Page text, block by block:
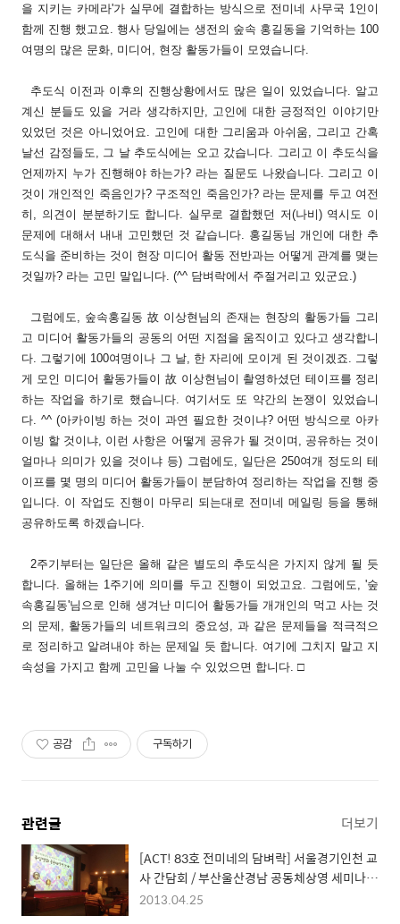
을 지키는 카메라'가 실무에 결합하는 방식으로 전미네 사무국 1인이
함께 진행 했고요. 행사 당일에는 생전의 숲속 홍길동을 기억하는 100
여명의 많은 문화, 미디어, 현장 활동가들이 모였습니다.
추도식 이전과 이후의 진행상황에서도 많은 일이 있었습니다. 알고
계신 분들도 있을 거라 생각하지만, 고인에 대한 긍정적인 이야기만
있었던 것은 아니었어요. 고인에 대한 그리움과 아쉬움, 그리고 간혹
날선 감정들도, 그 날 추도식에는 오고 갔습니다. 그리고 이 추도식을
언제까지 누가 진행해야 하는가? 라는 질문도 나왔습니다. 그리고 이
것이 개인적인 죽음인가? 구조적인 죽음인가? 라는 문제를 두고 여전
히, 의견이 분분하기도 합니다. 실무로 결합했던 저(나비) 역시도 이
문제에 대해서 내내 고민했던 것 같습니다. 홍길동님 개인에 대한 추
도식을 준비하는 것이 현장 미디어 활동 전반과는 어떻게 관계를 맺는
것일까? 라는 고민 말입니다. (^^ 담벼락에서 주절거리고 있군요.)
그럼에도, 숲속홍길동 故 이상현님의 존재는 현장의 활동가들 그리
고 미디어 활동가들의 공동의 어떤 지점을 움직이고 있다고 생각합니
다. 그렇기에 100여명이나 그 날, 한 자리에 모이게 된 것이겠죠. 그렇
게 모인 미디어 활동가들이 故 이상현님이 촬영하셨던 테이프를 정리
하는 작업을 하기로 했습니다. 여기서도 또 약간의 논쟁이 있었습니
다. ^^ (아카이빙 하는 것이 과연 필요한 것이냐? 어떤 방식으로 아카
이빙 할 것이냐, 이런 사항은 어떻게 공유가 될 것이며, 공유하는 것이
얼마나 의미가 있을 것이냐 등) 그럼에도, 일단은 250여개 정도의 테
이프를 몇 명의 미디어 활동가들이 분담하여 정리하는 작업을 진행 중
입니다. 이 작업도 진행이 마무리 되는대로 전미네 메일링 등을 통해
공유하도록 하겠습니다.
2주기부터는 일단은 올해 같은 별도의 추도식은 가지지 않게 될 듯
합니다. 올해는 1주기에 의미를 두고 진행이 되었고요. 그럼에도, '숲
속홍길동'님으로 인해 생겨난 미디어 활동가들 개개인의 먹고 사는 것
의 문제, 활동가들의 네트워크의 중요성, 과 같은 문제들을 적극적으
로 정리하고 알려내야 하는 문제일 듯 합니다. 여기에 그치지 말고 지
속성을 가지고 함께 고민을 나눌 수 있었으면 합니다. □
공감 구독하기
관련글 더보기
[ACT! 83호 전미네의 담벼락] 서울경기인천 교
사 간담회 / 부산울산경남 공동체상영 세미나 /
인천 작은 영화제 In-Film
2013.04.25